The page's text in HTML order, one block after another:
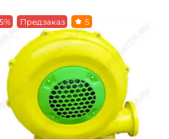
Предзаказ 5